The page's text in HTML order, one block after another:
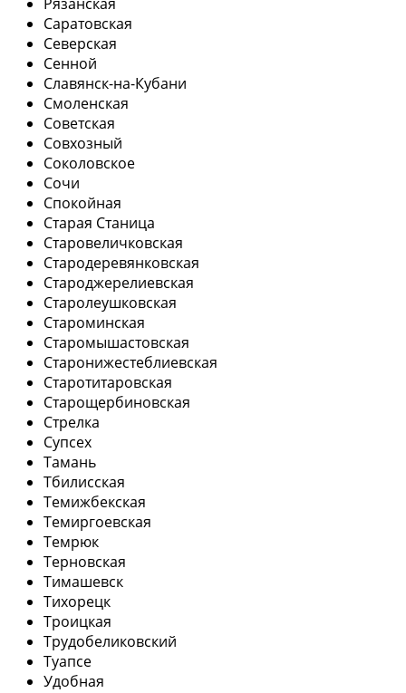
Саратовская
Северская
Сенной
Славянск-на-Кубани
Смоленская
Советская
Совхозный
Соколовское
Сочи
Спокойная
Старая Станица
Старовеличковская
Стародеревянковская
Староджерелиевская
Старолеушковская
Староминская
Старомышастовская
Старонижестеблиевская
Старотитаровская
Старощербиновская
Стрелка
Супсех
Тамань
Тбилисская
Темижбекская
Темиргоевская
Темрюк
Терновская
Тимашевск
Тихорецк
Троицкая
Трудобеликовский
Туапсе
Удобная